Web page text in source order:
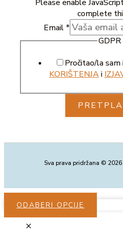
Please enable
complete
Email *
GDPR
Pročitao/la sam
KORIŠTENJAi
Sva prava pridržana © 2026
ODABERI OPCIJE